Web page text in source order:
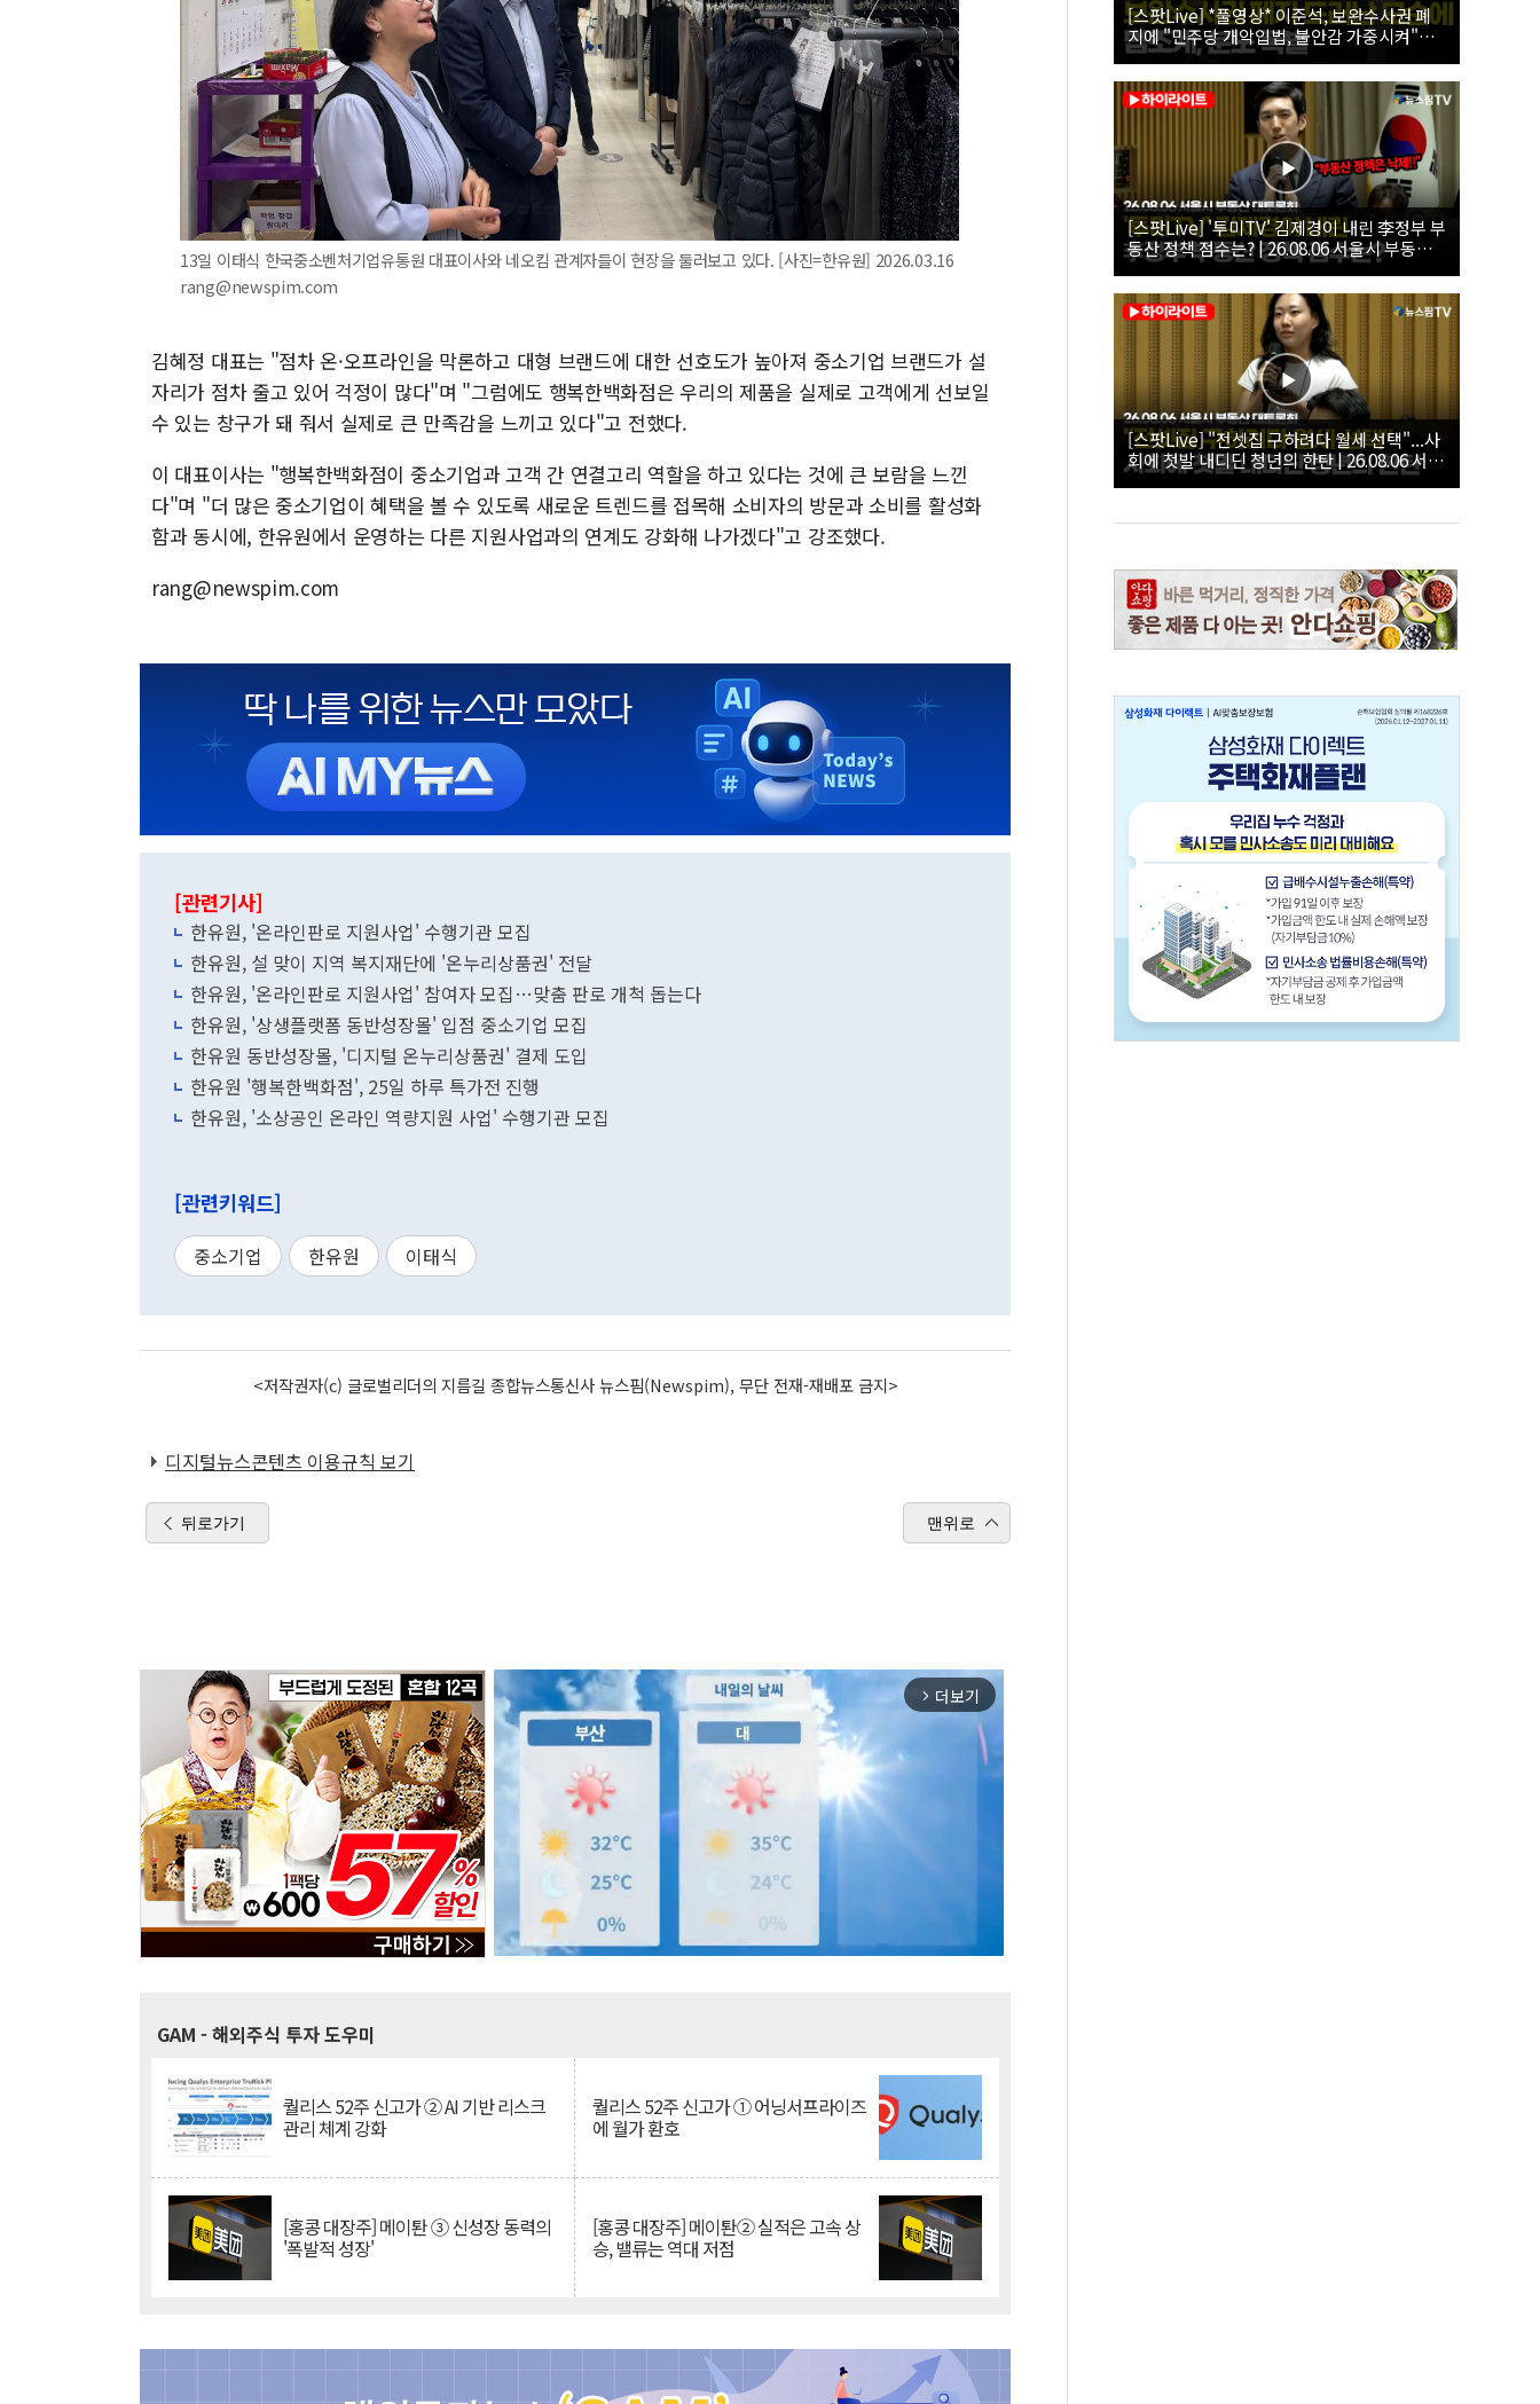
13일 이태식 한국중소벤처기업유통원 대표이사와 네오킴 관계자들이 현장을 둘러보고 있다. [사진=한유원] 2026.03.16
rang@newspim.com
김혜정 대표는 "점차 온·오프라인을 막론하고 대형 브랜드에 대한 선호도가 높아져 중소기업 브랜드가 설
자리가 점차 줄고 있어 걱정이 많다"며 "그럼에도 행복한백화점은 우리의 제품을 실제로 고객에게 선보일
수 있는 창구가 돼 줘서 실제로 큰 만족감을 느끼고 있다"고 전했다.
이 대표이사는 "행복한백화점이 중소기업과 고객 간 연결고리 역할을 하고 있다는 것에 큰 보람을 느낀
다"며 "더 많은 중소기업이 혜택을 볼 수 있도록 새로운 트렌드를 접목해 소비자의 방문과 소비를 활성화
함과 동시에, 한유원에서 운영하는 다른 지원사업과의 연계도 강화해 나가겠다"고 강조했다.
rang@newspim.com
[관련기사]
한유원, '온라인판로 지원사업' 수행기관 모집
한유원, 설 맞이 지역 복지재단에 '온누리상품권' 전달
한유원, '온라인판로 지원사업' 참여자 모집…맞춤 판로 개척 돕는다
한유원, '상생플랫폼 동반성장몰' 입점 중소기업 모집
한유원 동반성장몰, '디지털 온누리상품권' 결제 도입
한유원 '행복한백화점', 25일 하루 특가전 진행
한유원, '소상공인 온라인 역량지원 사업' 수행기관 모집
[관련키워드]
중소기업 한유원 이태식
<저작권자(c) 글로벌리더의 지름길 종합뉴스통신사 뉴스핌(Newspim), 무단 전재-재배포 금지>
디지털뉴스콘텐츠 이용규칙 보기
뒤로가기 맨위로
arrow_forward_ios 더보기
GAM - 해외주식 투자 도우미
퀄리스 52주 신고가 ② AI 기반 리스크
관리 체계 강화
퀄리스 52주 신고가 ① 어닝서프라이즈
에 월가 환호
[홍콩 대장주] 메이퇀 ③ 신성장 동력의
'폭발적 성장'
[홍콩 대장주] 메이퇀② 실적은 고속 상
승, 밸류는 역대 저점
[스팟Live] *풀영상* 이준석, 보완수사권 폐
지에 "민주당 개악입법, 불안감 가중시켜"｜
26.08.06 개혁신당 보완수사권 폐지 토론회
[스팟Live] '투미TV' 김제경이 내린 李정부 부
동산 정책 점수는? | 26.08.06 서울시 부동산
대토론회
[스팟Live] "전셋집 구하려다 월세 선택"...사
회에 첫발 내디딘 청년의 한탄 | 26.08.06 서울
시 부동산 대토론회